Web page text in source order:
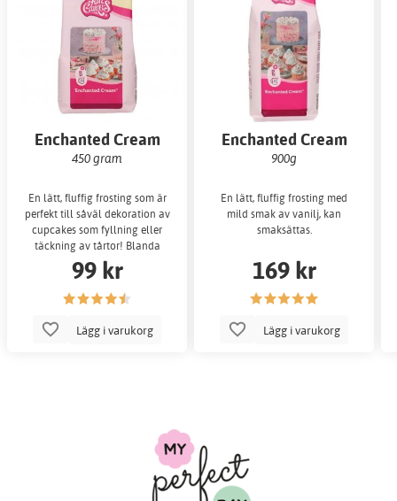
Enchanted Cream
450 gram
En lätt, fluffig frosting som är
perfekt till såväl dekoration av
cupcakes som fyllning eller
täckning av tårtor! Blanda
endast
99 kr
Lägg i varukorg
Enchanted Cream
900g
En lätt, fluffig frosting med
mild smak av vanilj, kan
smaksättas.
169 kr
Lägg i varukorg